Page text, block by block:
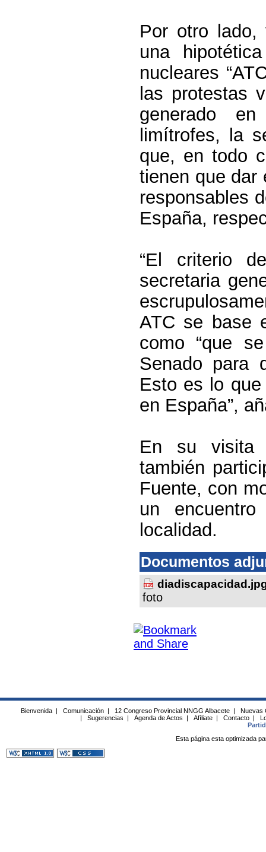
Por otro lado,
una
nucleares
las protestas
generado
limítrofes, la
que, en todo
tienen que dar
responsables
España,
“El criterio
secretaria
ATC se base
como “que
Senado para
Esto es lo
en España”,
En su visita
también
Fuente, con
un
localidad.
Documentos
foto
Bienvenida | Comunicación | 12 Congreso Provincial NNGG Albacete |
Nuevas
|
Sugerencias | Agenda de Actos | Afíliate | Contacto |
Esta página esta optimizada